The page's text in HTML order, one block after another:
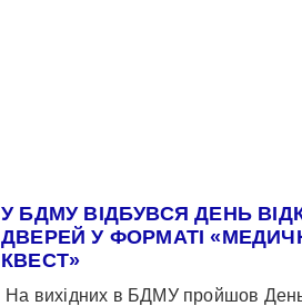
У БДМУ ВІДБУВСЯ ДЕНЬ
ДВЕРЕЙ У ФОРМАТІ
КВЕСТ»
На вихідних в БДМУ пройшов